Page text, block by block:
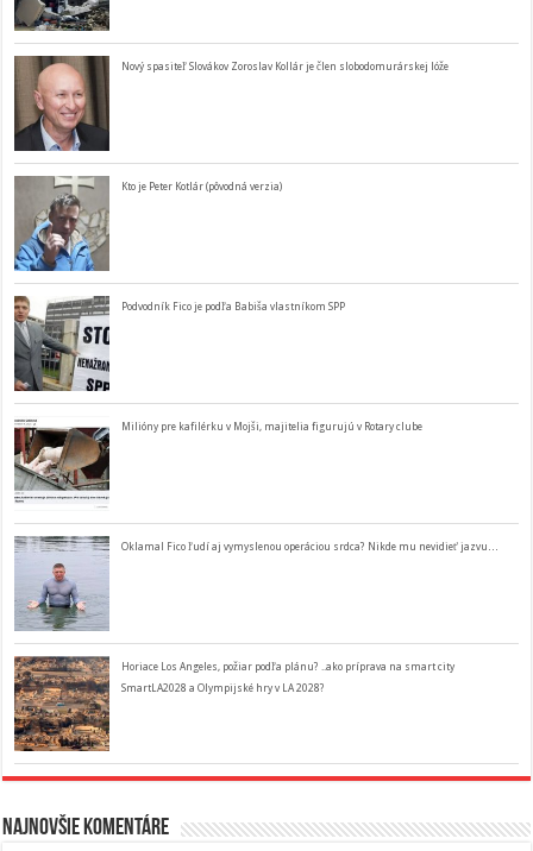
Nový spasiteľ Slovákov Zoroslav Kollár je člen slobodomurárskej lóže
Kto je Peter Kotlár (pôvodná verzia)
Podvodník Fico je podľa Babiša vlastníkom SPP
Milióny pre kafilérku v Mojši, majitelia figurujú v Rotary clube
Oklamal Fico ľudí aj vymyslenou operáciou srdca? Nikde mu nevidieť jazvu…
Horiace Los Angeles, požiar podľa plánu? ..ako príprava na smart city
SmartLA2028 a Olympijské hry v LA 2028?
Najnovšie komentáre